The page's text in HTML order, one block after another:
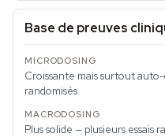
Base de preuves
Croissante mais surtout
randomisés
Plus solide — plusieurs essais